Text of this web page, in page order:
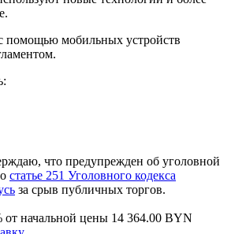
помощью мобильных устройств
что предупрежден об уголовной
статье 251 Уголовного кодекса
за срыв публичных торгов.
от начальной цены 14 364.00 BYN